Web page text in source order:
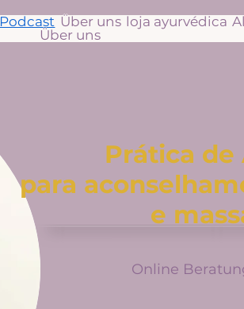
Podcast Über uns loja ayurvédica
Über uns
Prática de
para
e
Online